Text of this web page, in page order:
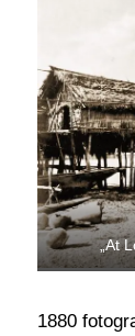
„At
1880